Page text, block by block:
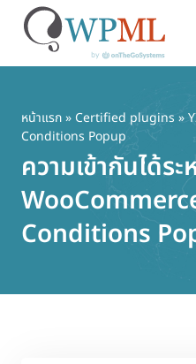
เนื้อหา
หลัก
หน้าแรก» Certified plugins »
Conditions Popup
ความเข้ากันได้ร
Conditions